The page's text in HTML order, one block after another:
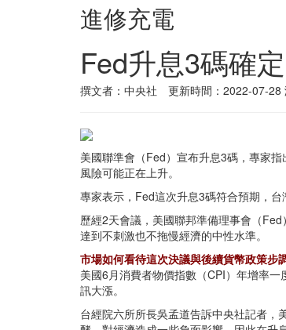
進修充電
Fed升息3碼確
撰文者：中央社 更新時間：2022-07-28
美國聯準會（Fed）宣布升息3碼，專家
風險可能正在上升。
專家表示，Fed這次升息3碼符合預期，台
歷經2天會議，美國聯邦準備理事會（
達到不刺激也不拖慢經濟的中性水準。
市場如何看待這次決議與後續貨幣政策步
美國6月消費者物價指數（CPI）年增率
訊大漲。
台經院六所所長吳孟道告訴中央社記者，